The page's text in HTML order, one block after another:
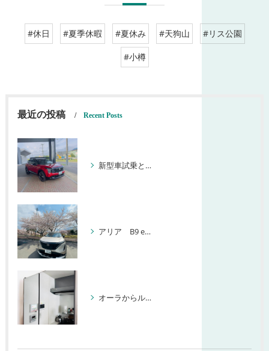
#休日 #夏季休暇 #夏休み #天狗山 #リス公園
#小樽
最近の投稿 Recent Posts
新型車試乗と【北海道 株式会社クレセント】
アリア B9 e-4ORCEと桜【北海道 株式会社クレセント】
オーラからルークスへ【北海道 株式会社クレセント】